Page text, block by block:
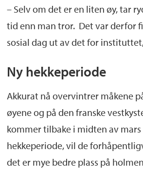
– Selv om det er en liten øy, tar
tid enn man tror. Det var derfor
sosial dag ut av det for
Ny hekkeperiode
Akkurat nå overvintrer måkene
øyene og på den franske
kommer tilbake i midten av
hekkeperiode, vil de
det er mye bedre plass på